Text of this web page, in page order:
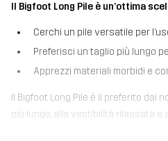
Il Bigfoot Long Pile è un’ottima
Cerchi un pile versatile per
Preferisci un taglio più lungo
Apprezzi materiali morbidi e
Il Bigfoot Long Pile è il preferito dai
più lungo, alla vestibilità rilassata e